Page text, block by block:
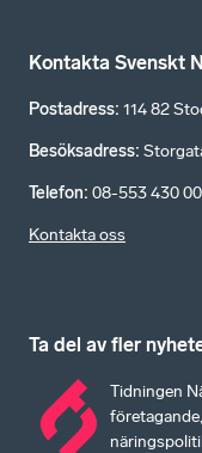
Kontakta Svenskt
Postadress: 114 82
Besöksadress:
Telefon: 08-553 430 00
Kontakta oss
Ta del av fler
Tidningen